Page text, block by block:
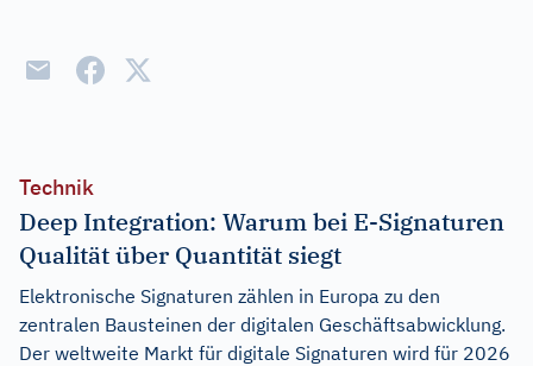
Technik
Deep Integration: Warum bei E-Signaturen
Qualität über Quantität siegt
Elektronische Signaturen zählen in Europa zu den
zentralen Bausteinen der digitalen Geschäftsabwicklung.
Der weltweite Markt für digitale Signaturen wird für 2026